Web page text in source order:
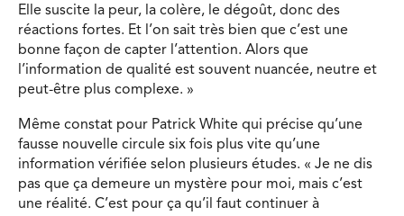
Elle suscite la peur, la colère, le dégoût, donc des
réactions fortes. Et l’on sait très bien que c’est une
bonne façon de capter l’attention. Alors que
l’information de qualité est souvent nuancée, neutre et
peut-être plus complexe. »
Même constat pour Patrick White qui précise qu’une
fausse nouvelle circule six fois plus vite qu’une
information vérifiée selon plusieurs études. « Je ne dis
pas que ça demeure un mystère pour moi, mais c’est
une réalité. C’est pour ça qu’il faut continuer à